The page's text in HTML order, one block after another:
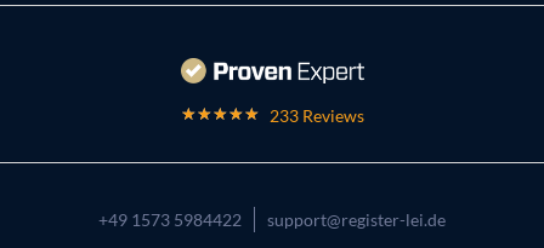
233 Reviews
+49 1573 5984422 support@register-lei.de